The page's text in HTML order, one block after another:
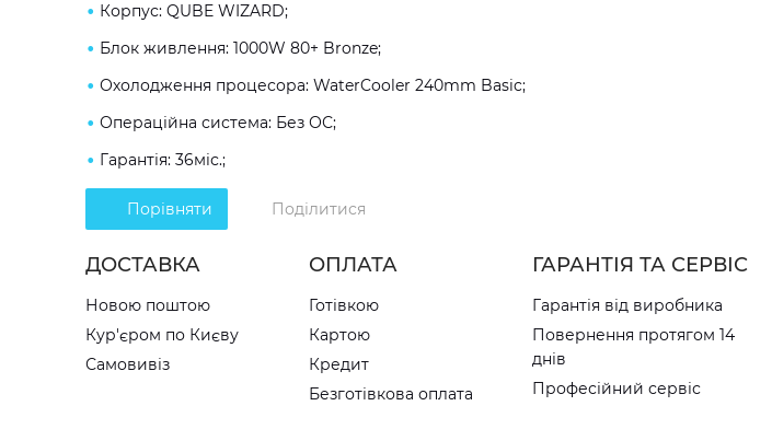
Корпус: QUBE WIZARD;
Блок живлення: 1000W 80+ Bronze;
Охолодження процесора: WaterCooler 240mm Basic;
Операційна система: Без ОС;
Гарантія: 36міс.;
Порівняти Поділитися
ДОСТАВКА
Новою поштою
Кур'єром по Києву
Самовивіз
ОПЛАТА
Готівкою
Картою
Кредит
Безготівкова оплата
ГАРАНТІЯ ТА СЕРВІС
Гарантія від виробника
Повернення протягом 14
днів
Професійний сервіс